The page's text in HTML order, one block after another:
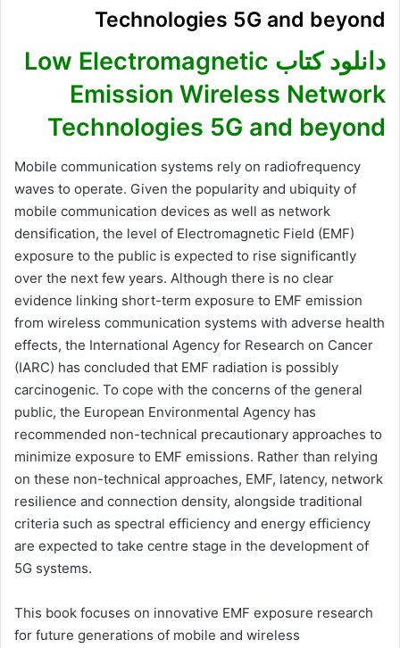
Technologies 5G and beyond
دانلود کتاب Low Electromagnetic
Emission Wireless Network
Technologies 5G and beyond
Mobile communication systems rely on radiofrequency
waves to operate. Given the popularity and ubiquity of
mobile communication devices as well as network
densification, the level of Electromagnetic Field (EMF)
exposure to the public is expected to rise significantly
over the next few years. Although there is no clear
evidence linking short-term exposure to EMF emission
from wireless communication systems with adverse health
effects, the International Agency for Research on Cancer
(IARC) has concluded that EMF radiation is possibly
carcinogenic. To cope with the concerns of the general
public, the European Environmental Agency has
recommended non-technical precautionary approaches to
minimize exposure to EMF emissions. Rather than relying
on these non-technical approaches, EMF, latency, network
resilience and connection density, alongside traditional
criteria such as spectral efficiency and energy efficiency
are expected to take centre stage in the development of
5G systems.
This book focuses on innovative EMF exposure research
for future generations of mobile and wireless